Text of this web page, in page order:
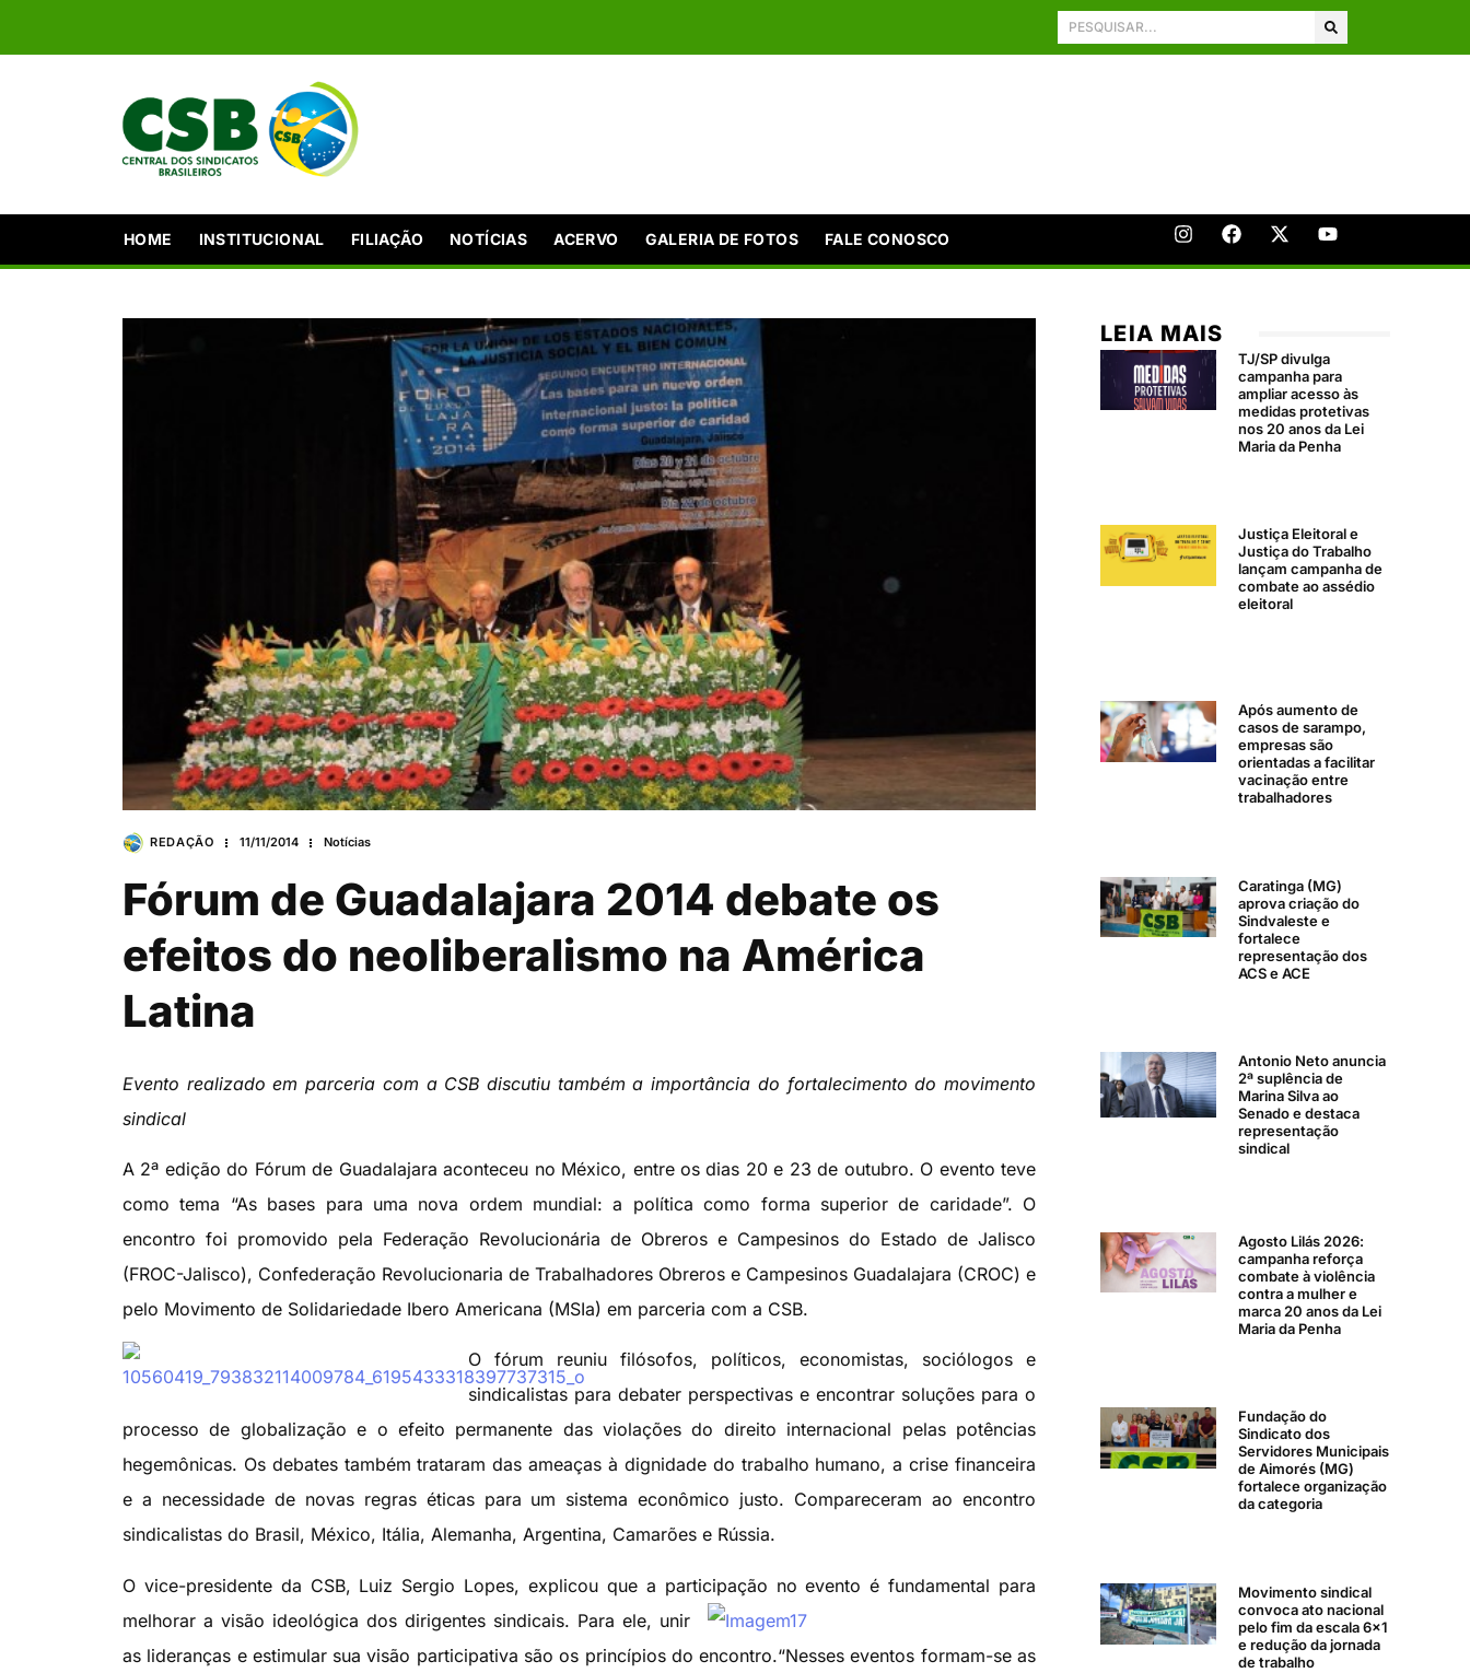
HOME INSTITUCIONAL FILIAÇÃO NOTÍCIAS ACERVO GALERIA DE FOTOS FALE CONOSCO
REDAÇÃO 11/11/2014 Notícias
Fórum de Guadalajara 2014 debate os
efeitos do neoliberalismo na América
Latina
Evento realizado em parceria com a CSB discutiu também a importância do fortalecimento do movimento
sindical
A 2ª edição do Fórum de Guadalajara aconteceu no México, entre os dias 20 e 23 de outubro. O evento teve
como tema “As bases para uma nova ordem mundial: a política como forma superior de caridade”. O
encontro foi promovido pela Federação Revolucionária de Obreros e Campesinos do Estado de Jalisco
(FROC-Jalisco), Confederação Revolucionaria de Trabalhadores Obreros e Campesinos Guadalajara (CROC) e
pelo Movimento de Solidariedade Ibero Americana (MSIa) em parceria com a CSB.
O fórum reuniu filósofos, políticos, economistas, sociólogos e
sindicalistas para debater perspectivas e encontrar soluções para o
processo de globalização e o efeito permanente das violações do direito internacional pelas potências
hegemônicas. Os debates também trataram das ameaças à dignidade do trabalho humano, a crise financeira
e a necessidade de novas regras éticas para um sistema econômico justo. Compareceram ao encontro
sindicalistas do Brasil, México, Itália, Alemanha, Argentina, Camarões e Rússia.
O vice-presidente da CSB, Luiz Sergio Lopes, explicou que a participação no evento é fundamental para
melhorar a visão ideológica dos dirigentes sindicais. Para ele, unir
as lideranças e estimular sua visão participativa são os princípios do encontro.“Nesses eventos formam-se as
LEIA MAIS
TJ/SP divulga
campanha para
ampliar acesso às
medidas protetivas
nos 20 anos da Lei
Maria da Penha
Justiça Eleitoral e
Justiça do Trabalho
lançam campanha de
combate ao assédio
eleitoral
Após aumento de
casos de sarampo,
empresas são
orientadas a facilitar
vacinação entre
trabalhadores
Caratinga (MG)
aprova criação do
Sindvaleste e
fortalece
representação dos
ACS e ACE
Antonio Neto anuncia
2ª suplência de
Marina Silva ao
Senado e destaca
representação
sindical
Agosto Lilás 2026:
campanha reforça
combate à violência
contra a mulher e
marca 20 anos da Lei
Maria da Penha
Fundação do
Sindicato dos
Servidores Municipais
de Aimorés (MG)
fortalece organização
da categoria
Movimento sindical
convoca ato nacional
pelo fim da escala 6×1
e redução da jornada
de trabalho